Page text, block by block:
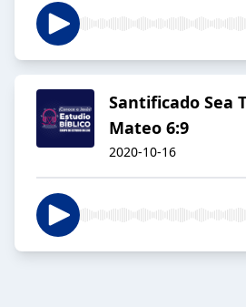
Santificado Sea
Mateo 6:9
2020-10-16